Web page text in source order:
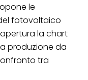
le
fotovoltaico
la chart
produzione da
tra